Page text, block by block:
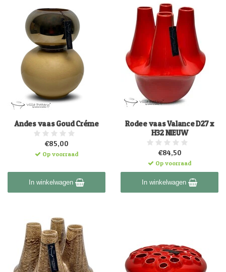
Andes vaas Goud Créme
€85,00
Op voorraad
In winkelwagen
Rodee vaas Valance D27 x
H32 NIEUW
€84,50
Op voorraad
In winkelwagen